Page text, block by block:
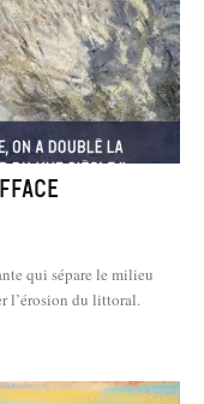
qui sépare le milieu
l’érosion du littoral.